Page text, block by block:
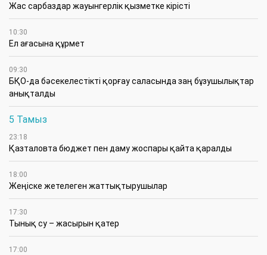
Жас сарбаздар жауынгерлік қызметке кірісті
10:30
Ел ағасына құрмет
09:30
БҚО-да бәсекелестікті қорғау саласында заң бұзушылықтар
анықталды
5 Тамыз
23:18
Қазталовта бюджет пен даму жоспары қайта қаралды
18:00
Жеңіске жетелеген жаттықтырушылар
17:30
Тынық су – жасырын қатер
17:00